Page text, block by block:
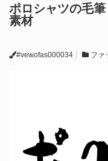
ポロシャツの毛
素材
#vewofas000034 ファ